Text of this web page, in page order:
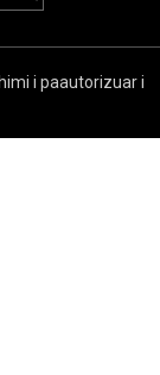
i paautorizuar i